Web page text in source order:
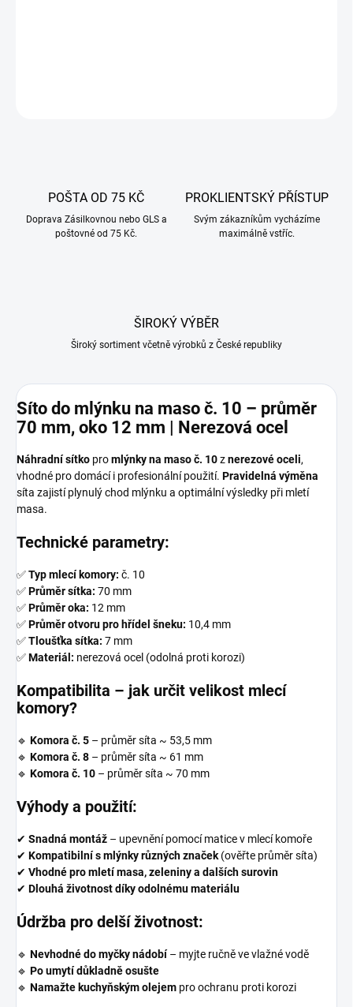
POŠTA OD 75 KČ
Doprava Zásilkovnou nebo GLS a
poštovné od 75 Kč.
PROKLIENTSKÝ PŘÍSTUP
Svým zákazníkům vycházíme
maximálně vstříc.
ŠIROKÝ VÝBĚR
Široký sortiment včetně výrobků z České republiky
Síto do mlýnku na maso č. 10 – průměr
70 mm, oko 12 mm | Nerezová ocel
Náhradní sítko promlýnky na maso č. 10znerezové oceli,
vhodné pro domácí i profesionální použití. Pravidelná výměna
síta zajistí plynulý chod mlýnku a optimální výsledky při mletí
masa.
Technické parametry:
✅Typ mlecí komory: č. 10
✅Průměr sítka: 70 mm
✅Průměr oka: 12 mm
✅Průměr otvoru pro hřídel šneku: 10,4 mm
✅Tloušťka sítka: 7 mm
✅Materiál: nerezová ocel (odolná proti korozi)
Kompatibilita – jak určit velikost mlecí
komory?
🔹 Komora č. 5 – průměr síta ~ 53,5 mm
🔹 Komora č. 8 – průměr síta ~ 61 mm
🔹 Komora č. 10 – průměr síta ~ 70 mm
Výhody a použití:
✔ Snadná montáž – upevnění pomocí matice v mlecí komoře
✔ Kompatibilní s mlýnky různých značek (ověřte průměr síta)
✔ Vhodné pro mletí masa, zeleniny a dalších surovin
✔ Dlouhá životnost díky odolnému materiálu
Údržba pro delší životnost:
🔹 Nevhodné do myčky nádobí– myjte ručně ve vlažné vodě
🔹 Po umytí důkladně osušte
🔹 Namažte kuchyňským olejem pro ochranu proti korozi